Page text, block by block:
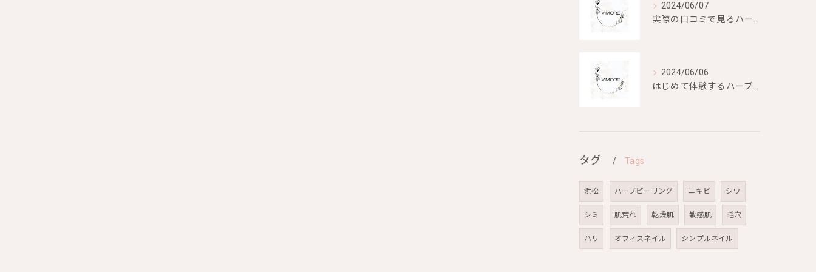
2024/06/07
実際の口コミで見るハーブピーリングの効果と評判
2024/06/06
はじめて体験するハーブピーリングの美容効果とは？
タグ Tags
浜松 ハーブピーリング ニキビ シワ
シミ 肌荒れ 乾燥肌 敏感肌 毛穴
ハリ オフィスネイル シンプルネイル